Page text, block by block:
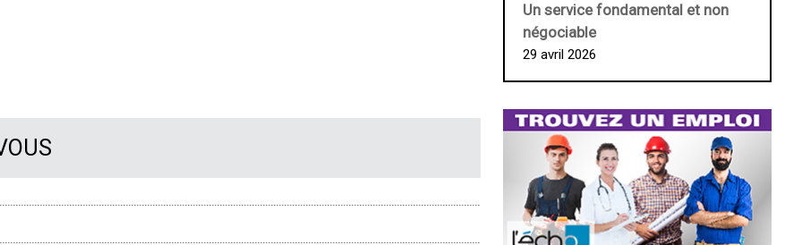
Un service fondamental et non
négociable
29 avril 2026